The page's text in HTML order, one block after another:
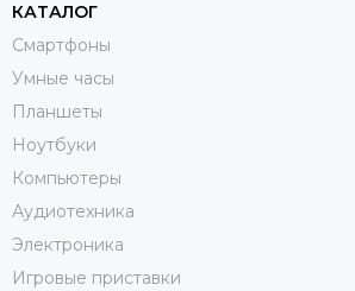
КАТАЛОГ
Смартфоны
Умные часы
Планшеты
Ноутбуки
Компьютеры
Аудиотехника
Электроника
Игровые приставки